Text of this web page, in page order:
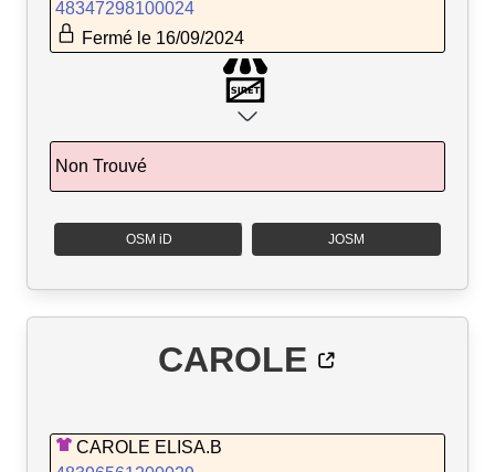
48347298100024
Fermé le 16/09/2024
Non Trouvé
OSM iD JOSM
CAROLE
CAROLE ELISA.B